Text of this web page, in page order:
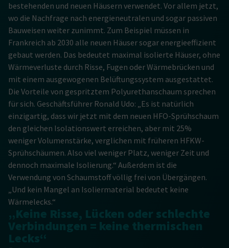
bestehenden und neuen Häusern verwendet. Vor allem jetzt,
wo die Nachfrage nach energieneutralen und sogar passiven
Bauweisen weiter zunimmt. Zum Beispiel müssen in
Frankreich ab 2030 alle neuen Häuser sogar energieeffizient
gebaut werden. Das bedeutet maximal isolierte Häuser, ohne
Wärmeverluste durch Risse, Fugen oder Wärmebrücken und
mit einem ausgewogenen Belüftungssystem ausgestattet.
Die Vorteile von gespritztem Polyurethanschaum sprechen
für sich. Geschäftsführer Ronald Udo: „Es ist natürlich
einzigartig, dass wir jetzt mit dem neuen HFO-Sprühschaum
den gleichen Isolationswert erreichen, aber mit 25%
weniger Volumenstärke, verglichen mit früheren HFKW-
Sprühschäumen. Also viel weniger Platz, weniger Zeit und
dennoch maximale Isolierung.“ Außerdem ist die
Verwendung von Schaumstoff völlig frei von Übergängen.
„Und kein Mangel an Isoliermaterial bedeutet keine
Wärmelecks.“
„Keine Risse, Lücken oder schlechte
Verbindungen = keine thermischen
Lecks“